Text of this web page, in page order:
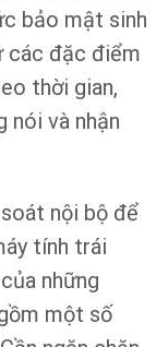
bảo mật sinh
các đặc điểm
thời gian,
nói và nhận
nội bộ để
tính trái
những
một số